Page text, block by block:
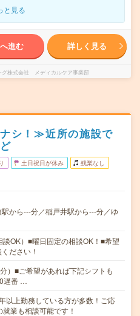
と見る
進む 詳しく見る
グ株式会社 メディカルケア事業部
シ！≫近所の施設で
土日祝日が休み 残業なし
から---分／稲戸井駅から---分／ゆ
OK）■曜日固定の相談OK！■希望
ださい！
）■ご希望があれば下記シフトも
遅番 …
以上勤務している方が多数！ご応
業も相談可能です！